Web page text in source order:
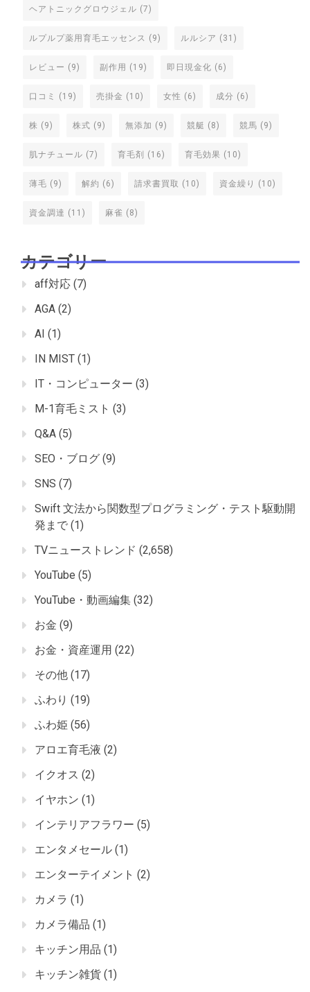
ヘアトニックグロウジェル (7)
ルプルプ薬用育毛エッセンス (9) ルルシア (31)
レビュー (9) 副作用 (19) 即日現金化 (6)
口コミ (19) 売掛金 (10) 女性 (6) 成分 (6)
株 (9) 株式 (9) 無添加 (9) 競艇 (8) 競馬 (9)
肌ナチュール (7) 育毛剤 (16) 育毛効果 (10)
薄毛 (9) 解約 (6) 請求書買取 (10) 資金繰り (10)
資金調達 (11) 麻雀 (8)
カテゴリー
aff対応 (7)
AGA (2)
AI (1)
IN MIST (1)
IT・コンピューター (3)
M-1育毛ミスト (3)
Q&A (5)
SEO・ブログ (9)
SNS (7)
Swift 文法から関数型プログラミング・テスト駆動開
発まで (1)
TVニューストレンド (2,658)
YouTube (5)
YouTube・動画編集 (32)
お金 (9)
お金・資産運用 (22)
その他 (17)
ふわり (19)
ふわ姫 (56)
アロエ育毛液 (2)
イクオス (2)
イヤホン (1)
インテリアフラワー (5)
エンタメセール (1)
エンターテイメント (2)
カメラ (1)
カメラ備品 (1)
キッチン用品 (1)
キッチン雑貨 (1)